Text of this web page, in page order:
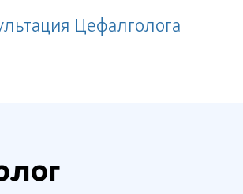
Цефалголога